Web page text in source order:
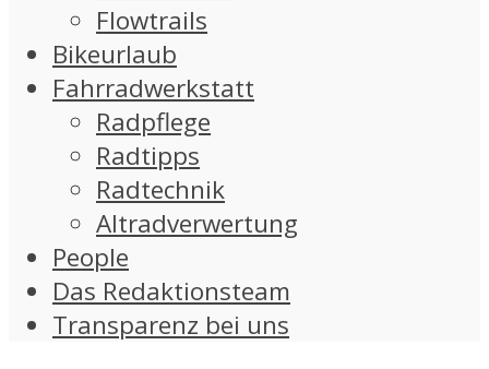
Flowtrails
Bikeurlaub
Fahrradwerkstatt
Radpflege
Radtipps
Radtechnik
Altradverwertung
People
Das Redaktionsteam
Transparenz bei uns